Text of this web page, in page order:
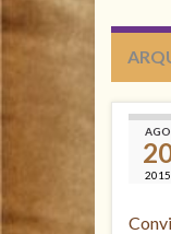
AGO
2015